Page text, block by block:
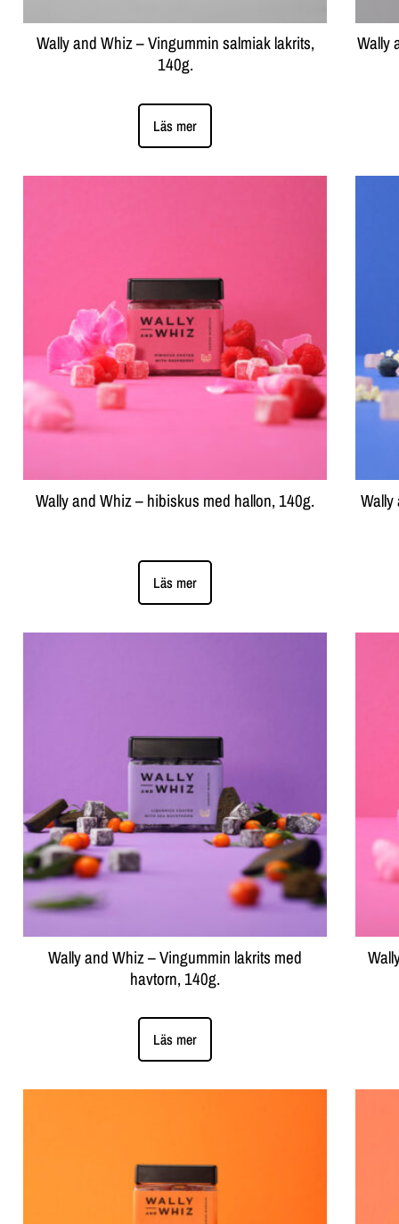
Wally and Whiz – Vingummin salmiak lakrits,
140g.
Läs mer
Wally
Wally and Whiz – hibiskus med hallon, 140g.
Läs mer
Wally and Whiz – Vingummin lakrits med
havtorn, 140g.
Läs mer